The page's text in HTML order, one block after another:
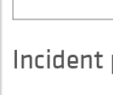
Incident